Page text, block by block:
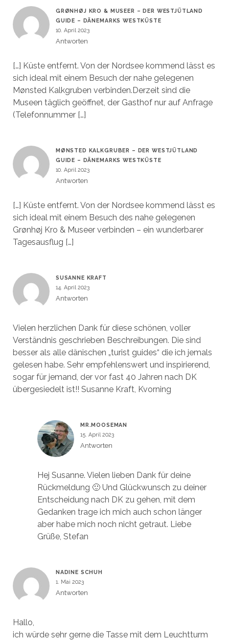
GRØNHØJ KRO & MUSEER – DER WESTJÜTLAND
GUIDE – DÄNEMARKS WESTKÜSTE
10. April 2023
Antworten
[…] Küste entfernt. Von der Nordsee kommend lässt es
sich ideal mit einem Besuch der nahe gelegenen
Mønsted Kalkgruben verbinden.Derzeit sind die
Museen täglich geöffnet, der Gasthof nur auf Anfrage
(Telefonnummer […]
MØNSTED KALKGRUBER – DER WESTJÜTLAND
GUIDE – DÄNEMARKS WESTKÜSTE
10. April 2023
Antworten
[…] Küste entfernt. Von der Nordsee kommend lässt es
sich ideal mit einem Besuch des nahe gelegenen
Grønhøj Kro & Museer verbinden – ein wunderbarer
Tagesausflug […]
SUSANNE KRAFT
14. April 2023
Antworten
Vielen herzlichen Dank für diese schönen, voller
Verständnis geschrieben Beschreibungen. Die sind
besser als alle dänischen „turist guides“ die ich jemals
gelesen habe. Sehr empfehlenswert und inspirierend,
sogar für jemand, der vor fast 40 Jahren nach DK
übergesiedelt ist!! Susanne Kraft, Kvorning
MR.MOOSEMAN
15. April 2023
Antworten
Hej Susanne. Vielen lieben Dank für deine
Rückmeldung 🙂 Und Glückwunsch zu deiner
Entscheidung nach DK zu gehen, mit dem
Gedanken trage ich mich auch schon länger
aber habe mich noch nicht getraut. Liebe
Grüße, Stefan
NADINE SCHUH
1. Mai 2023
Antworten
Hallo,
ich würde sehr gerne die Tasse mit dem Leuchtturm